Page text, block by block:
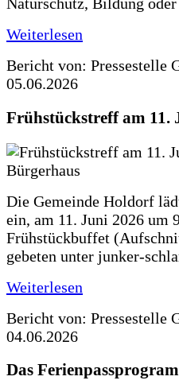
Weiterlesen
Bericht von: Pressestelle
05.06.2026
Frühstückstreff am 11.
Die Gemeinde Holdorf
ein, am 11. Juni 2026 um
Frühstückbuffet
gebeten unter junker-
Weiterlesen
Bericht von: Pressestelle
04.06.2026
Das